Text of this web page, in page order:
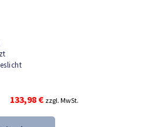
Ursprünglicher
133,98 €Aktueller
zzgl. MwSt.